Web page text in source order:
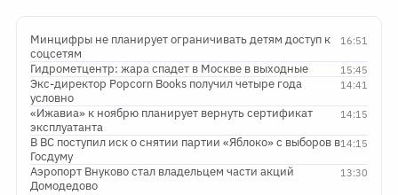
16:51
Минцифры не планирует ограничивать детям доступ к
соцсетям
15:45
Гидрометцентр: жара спадет в Москве в выходные
14:41
Экс-директор Popcorn Books получил четыре года
условно
14:15
«Ижавиа» к ноябрю планирует вернуть сертификат
эксплуатанта
14:15
В ВС поступил иск о снятии партии «Яблоко» с выборов в
Госдуму
13:30
Аэропорт Внуково стал владельцем части акций
Домодедово